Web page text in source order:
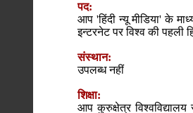
पद:
आप 'हिंदी न्यू मीडिया' के
इन्टरनेट पर विश्व की पहली
संस्थान:
उपलब्ध नहीं
शिक्षा:
आप कुरुक्षेत्र